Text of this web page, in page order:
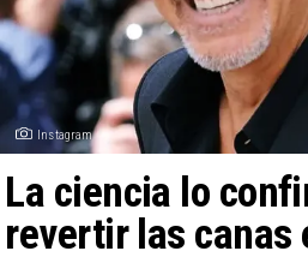
Instagram
La ciencia lo
revertir las canas